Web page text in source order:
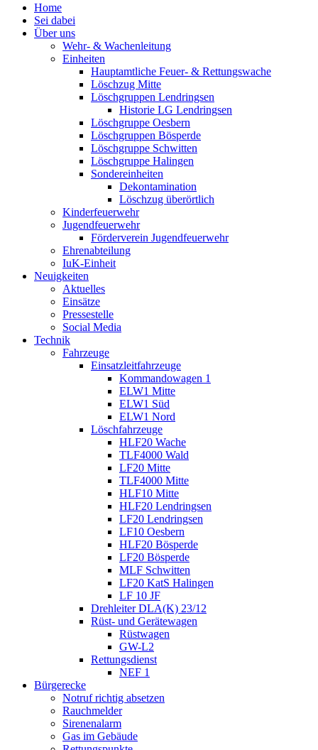
Home
Sei dabei
Über uns
Wehr- & Wachenleitung
Einheiten
Hauptamtliche Feuer- & Rettungswache
Löschzug Mitte
Löschgruppen Lendringsen
Historie LG Lendringsen
Löschgruppe Oesbern
Löschgruppen Bösperde
Löschgruppe Schwitten
Löschgruppe Halingen
Sondereinheiten
Dekontamination
Löschzug überörtlich
Kinderfeuerwehr
Jugendfeuerwehr
Förderverein Jugendfeuerwehr
Ehrenabteilung
IuK-Einheit
Neuigkeiten
Aktuelles
Einsätze
Pressestelle
Social Media
Technik
Fahrzeuge
Einsatzleitfahrzeuge
Kommandowagen 1
ELW1 Mitte
ELW1 Süd
ELW1 Nord
Löschfahrzeuge
HLF20 Wache
TLF4000 Wald
LF20 Mitte
TLF4000 Mitte
HLF10 Mitte
HLF20 Lendringsen
LF20 Lendringsen
LF10 Oesbern
HLF20 Bösperde
LF20 Bösperde
MLF Schwitten
LF20 KatS Halingen
LF 10 JF
Drehleiter DLA(K) 23/12
Rüst- und Gerätewagen
Rüstwagen
GW-L2
Rettungsdienst
NEF 1
Bürgerecke
Notruf richtig absetzen
Rauchmelder
Sirenenalarm
Gas im Gebäude